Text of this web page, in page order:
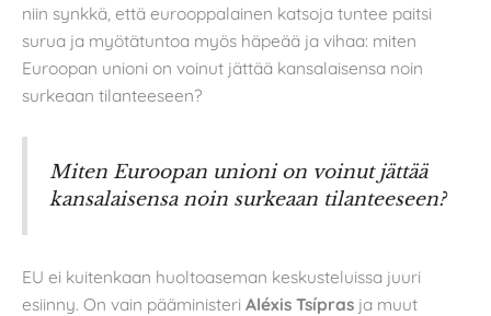
niin synkkä, että eurooppalainen katsoja tuntee paitsi
surua ja myötätuntoa myös häpeää ja vihaa: miten
Euroopan unioni on voinut jättää kansalaisensa noin
surkeaan tilanteeseen?
Miten Euroopan unioni on voinut jättää
kansalaisensa noin surkeaan tilanteeseen?
EU ei kuitenkaan huoltoaseman keskusteluissa juuri
esiinny. On vain pääministeri Aléxis Tsípras ja muut